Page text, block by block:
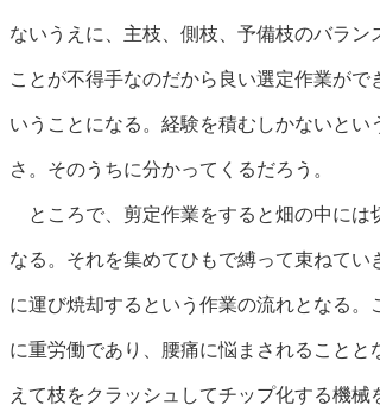
ないうえに、主枝、側枝、予備枝のバラ
ことが不得手なのだから良い選定作業が
いうことになる。経験を積むしかないとい
さ。そのうちに分かってくるだろう。
ところで、剪定作業をすると畑の中には
なる。それを集めてひもで縛って束ねて
に運び焼却するという作業の流れとなる
に重労働であり、腰痛に悩まされること
えて枝をクラッシュしてチップ化する機